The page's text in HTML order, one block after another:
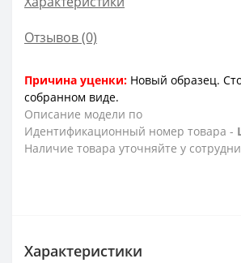
Отзывов (0)
Причина уценки: Новый образец.
собранном виде.
Описание модели по
Идентификационный номер товара -
Наличие товара уточняйте у
Характеристики